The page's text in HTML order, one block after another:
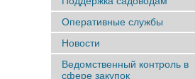
Оперативные службы
Новости
Ведомственный контроль в
сфере закупок